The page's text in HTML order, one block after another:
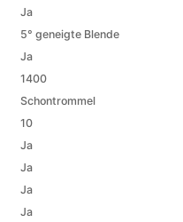
Ja
5° geneigte Blende
Ja
1400
Schontrommel
10
Ja
Ja
Ja
Ja